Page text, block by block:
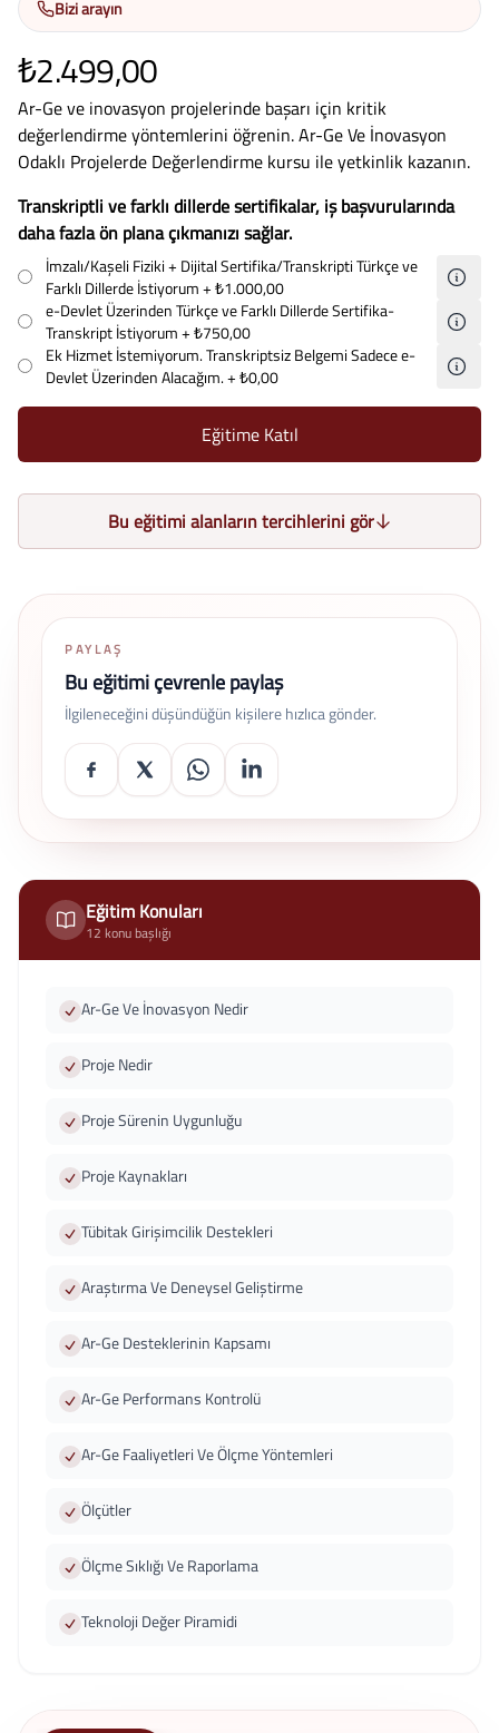
Bizi arayın
₺2.499,00
Ar-Ge ve inovasyon projelerinde başarı için kritik
değerlendirme yöntemlerini öğrenin. Ar-Ge Ve İnovasyon
Odaklı Projelerde Değerlendirme kursu ile yetkinlik kazanın.
Transkriptli ve farklı dillerde sertifikalar, iş başvurularında
daha fazla ön plana çıkmanızı sağlar.
İmzalı/Kaşeli Fiziki + Dijital Sertifika/Transkripti Türkçe ve
Farklı Dillerde İstiyorum+ ₺1.000,00
e-Devlet Üzerinden Türkçe ve Farklı Dillerde Sertifika-
Transkript İstiyorum+ ₺750,00
Ek Hizmet İstemiyorum. Transkriptsiz Belgemi Sadece e-
Devlet Üzerinden Alacağım.+ ₺0,00
Eğitime Katıl
Bu eğitimi alanların tercihlerini gör
PAYLAŞ
Bu eğitimi çevrenle paylaş
İlgileneceğini düşündüğün kişilere hızlıca gönder.
Eğitim Konuları
12 konu başlığı
Ar-Ge Ve İnovasyon Nedir
Proje Nedir
Proje Sürenin Uygunluğu
Proje Kaynakları
Tübitak Girişimcilik Destekleri
Araştırma Ve Deneysel Geliştirme
Ar-Ge Desteklerinin Kapsamı
Ar-Ge Performans Kontrolü
Ar-Ge Faaliyetleri Ve Ölçme Yöntemleri
Ölçütler
Ölçme Sıklığı Ve Raporlama
Teknoloji Değer Piramidi